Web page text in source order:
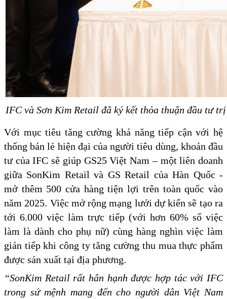
IFC và Sơn Kim Retail đã ký kết thỏa thuận đầu tư
Với mục tiêu tăng cường khả năng tiếp cận với hệ
thống bán lẻ hiện đại của người tiêu dùng, khoản đầu
tư của IFC sẽ giúp GS25 Việt Nam – một liên doanh
giữa SonKim Retail và GS Retail của Hàn Quốc -
mở thêm 500 cửa hàng tiện lợi trên toàn quốc vào
năm 2025. Việc mở rộng mạng lưới dự kiến sẽ tạo ra
tới 6.000 việc làm trực tiếp (với hơn 60% số việc
làm là dành cho phụ nữ) cùng hàng nghìn việc làm
gián tiếp khi công ty tăng cường thu mua thực phẩm
được sản xuất tại địa phương.
“SonKim Retail rất hân hạnh được hợp tác với IFC
trong sứ mệnh mang đến cho người dân Việt Nam